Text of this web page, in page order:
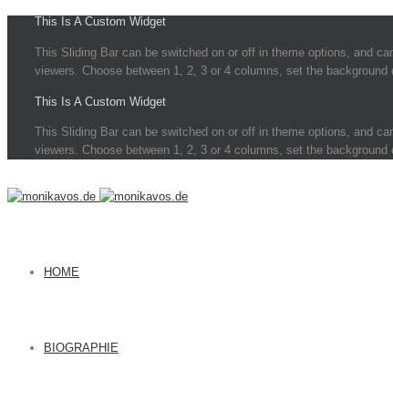
This Is A Custom Widget
This Sliding Bar can be switched on or off in theme options, and
viewers. Choose between 1, 2, 3 or 4 columns, set the
This Is A Custom Widget
This Sliding Bar can be switched on or off in theme options, and
viewers. Choose between 1, 2, 3 or 4 columns, set the
HOME
BIOGRAPHIE